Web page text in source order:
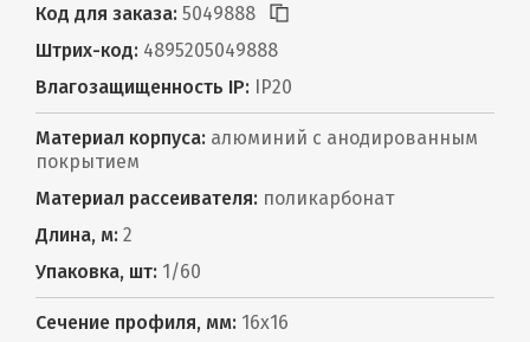
Код для заказа: 5049888
Штрих-код: 4895205049888
Влагозащищенность IP: IP20
Материал корпуса: алюминий с анодированным
покрытием
Материал рассеивателя: поликарбонат
Длина, м: 2
Упаковка, шт: 1/60
Сечение профиля, мм: 16х16